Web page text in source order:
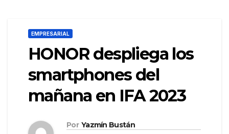
EMPRESARIAL
HONOR despliega los
smartphones del
mañana en IFA 2023
Por Yazmín Bustán